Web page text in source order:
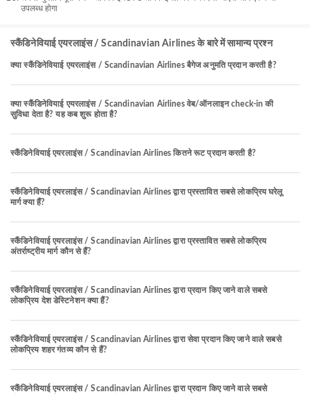
उपलब्ध होगा
स्कैंडिनेवियाई एयरलाइंस / Scandinavian Airlines के बारे में सामान्य प्रश्न
क्या स्कैंडिनेवियाई एयरलाइंस / Scandinavian Airlines बैगेज अनुमति प्रदान करती है?
क्या स्कैंडिनेवियाई एयरलाइंस / Scandinavian Airlines वेब/ऑनलाइन check-in की
सुविधा देता है? यह कब शुरू होता है?
स्कैंडिनेवियाई एयरलाइंस / Scandinavian Airlines कितने रूट प्रदान करती है?
स्कैंडिनेवियाई एयरलाइंस / Scandinavian Airlines द्वारा प्रस्तावित सबसे लोकप्रिय घरेलू
मार्ग क्या हैं?
स्कैंडिनेवियाई एयरलाइंस / Scandinavian Airlines द्वारा प्रस्तावित सबसे लोकप्रिय
अंतर्राष्ट्रीय मार्ग कौन से हैं?
स्कैंडिनेवियाई एयरलाइंस / Scandinavian Airlines द्वारा प्रदान किए जाने वाले सबसे
लोकप्रिय देश डेस्टिनेशन क्या हैं?
स्कैंडिनेवियाई एयरलाइंस / Scandinavian Airlines द्वारा सेवा प्रदान किए जाने वाले सबसे
लोकप्रिय शहर गंतव्य कौन से हैं?
स्कैंडिनेवियाई एयरलाइंस / Scandinavian Airlines द्वारा प्रदान किए जाने वाले सबसे